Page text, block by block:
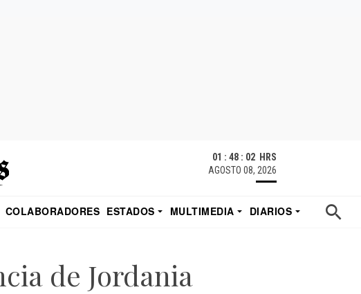
01 : 48 : 03 HRS
AGOSTO 08, 2026
COLABORADORES ESTADOS MULTIMEDIA
DIARIOS
de Jordania